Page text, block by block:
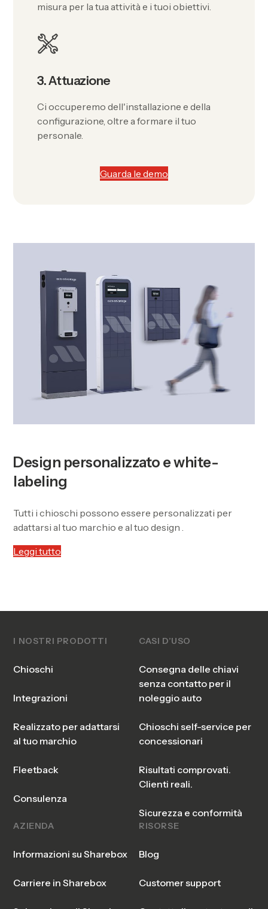
misura per la tua attività e i tuoi obiettivi.
3. Attuazione
Ci occuperemo dell'installazione e della
configurazione, oltre a formare il tuo
personale.
Guarda le demo
Design personalizzato e white-
labeling
Tutti i chioschi possono essere personalizzati per
adattarsi al tuo marchio e al tuo design .
Leggi tutto
I NOSTRI PRODOTTI
Chioschi
Integrazioni
Realizzato per adattarsi
al tuo marchio
Fleetback
Consulenza
CASI D’USO
Consegna delle chiavi
senza contatto per il
noleggio auto
Chioschi self-service per
concessionari
Risultati comprovati.
Clienti reali.
Sicurezza e conformità
AZIENDA
Informazioni su Sharebox
Carriere in Sharebox
RISORSE
Blog
Customer support